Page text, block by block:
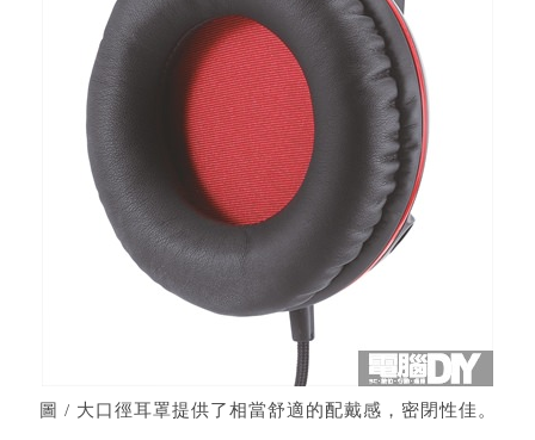
圖 / 大口徑耳罩提供了相當舒適的配戴感，密閉性佳。